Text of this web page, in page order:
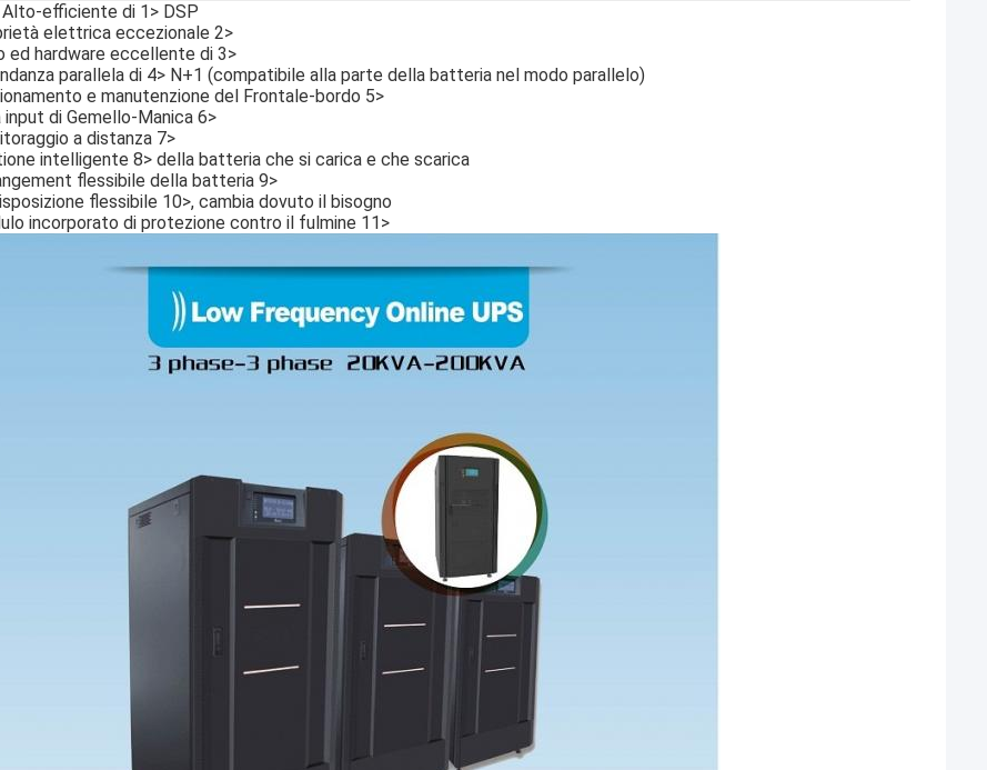
efficiente di 1> DSP
elettrica eccezionale 2>
ed hardware eccellente di 3>
parallela di 4> N+1 (compatibile alla parte della batteria nel modo parallelo)
e manutenzione del Frontale-bordo 5>
input di Gemello-Manica 6>
a distanza 7>
intelligente 8> della batteria che si carica e che scarica
flessibile della batteria 9>
flessibile 10>, cambia dovuto il bisogno
incorporato di protezione contro il fulmine 11>